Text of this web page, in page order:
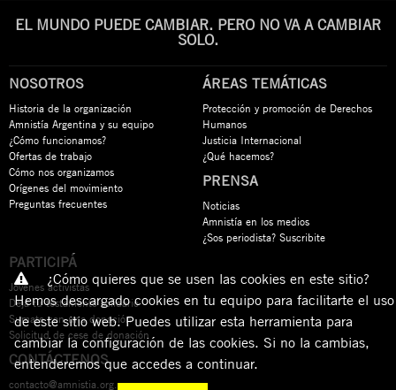
EL MUNDO PUEDE CAMBIAR. PERO NO VA A CAMBIAR
SOLO.
NOSOTROS
Historia de la organización
Amnistía Argentina y su equipo
¿Cómo funcionamos?
Ofertas de trabajo
Cómo nos organizamos
Orígenes del movimiento
Preguntas frecuentes
ÁREAS TEMÁTICAS
Protección y promoción de Derechos
Humanos
Justicia Internacional
¿Qué hacemos?
PRENSA
Noticias
Amnistía en los medios
¿Sos periodista? Suscribite
PARTICIPÁ
Jóvenes activistas
Dejá tu testamento solidario
Sumate con una donación
Solicitud de cese de donación
CONTÁCTENOS
contacto@amnistia.org.ar
¿Cómo quieres que se usen las cookies en este sitio?
Hemos descargado cookies en tu equipo para facilitarte el uso
de este sitio web. Puedes utilizar esta herramienta para
cambiar la configuración de las cookies. Si no la cambias,
entenderemos que accedes a continuar.